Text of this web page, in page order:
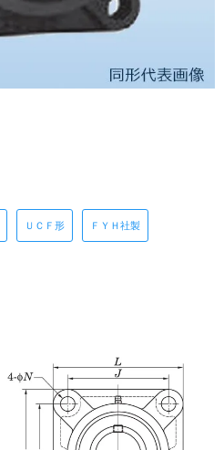
ＵＣＦ形 ＦＹＨ社製